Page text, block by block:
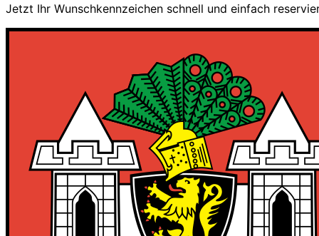
Jetzt Ihr Wunschkennzeichen schnell und einfach